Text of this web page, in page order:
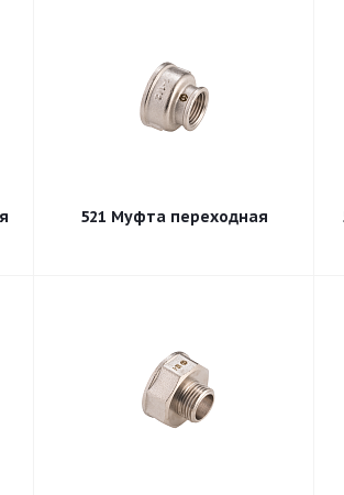
521 Муфта переходная